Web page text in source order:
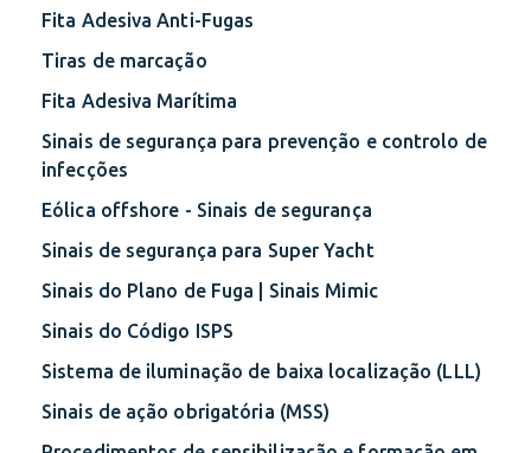
Fita Adesiva Anti-Fugas
Tiras de marcação
Fita Adesiva Marítima
Sinais de segurança para prevenção e controlo de
infecções
Eólica offshore - Sinais de segurança
Sinais de segurança para Super Yacht
Sinais do Plano de Fuga | Sinais Mimic
Sinais do Código ISPS
Sistema de iluminação de baixa localização (LLL)
Sinais de ação obrigatória (MSS)